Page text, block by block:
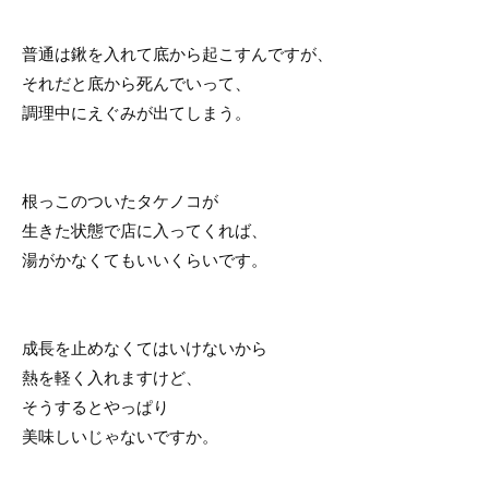
普通は鍬を入れて底から起こすんですが、
それだと底から死んでいって、
調理中にえぐみが出てしまう。
根っこのついたタケノコが
生きた状態で店に入ってくれば、
湯がかなくてもいいくらいです。
成長を止めなくてはいけないから
熱を軽く入れますけど、
そうするとやっぱり
美味しいじゃないですか。